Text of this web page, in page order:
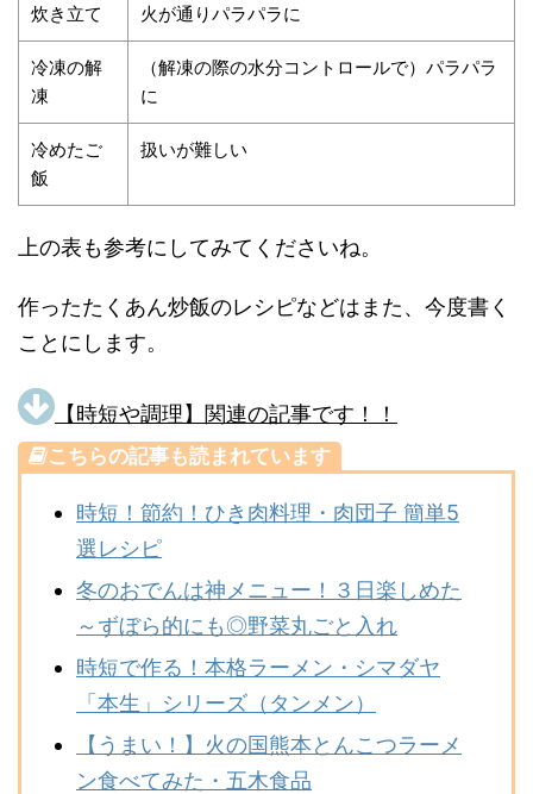
炊き立て 火が通りパラパラに
冷凍の解
凍
（解凍の際の水分コントロールで）パラパラ
に
冷めたご
飯
扱いが難しい
上の表も参考にしてみてくださいね。
作ったたくあん炒飯のレシピなどはまた、今度書く
ことにします。
【時短や調理】関連の記事です！！
こちらの記事も読まれています
時短！節約！ひき肉料理・肉団子 簡単5
選レシピ
冬のおでんは神メニュー！３日楽しめた
～ずぼら的にも◎野菜丸ごと入れ
時短で作る！本格ラーメン・シマダヤ
「本生」シリーズ（タンメン）
【うまい！】火の国熊本とんこつラーメ
ン食べてみた・五木食品